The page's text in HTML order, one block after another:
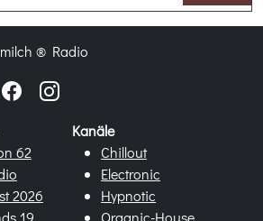
® Radio
62
2026
19
Kanäle
Chillout
Electronic
Hypnotic
Organic-House